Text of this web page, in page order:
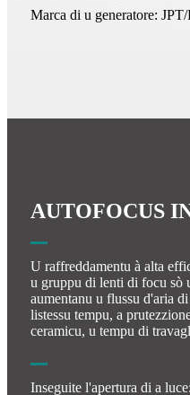
Marca di u generatore:
AUTOFOCUS
U raffreddamentu à alta
u gruppu di lenti di focu sò
aumentanu u flussu d'aria
listessu tempu, a
ceramicu, u tempu di
Inseguite l'apertura di a